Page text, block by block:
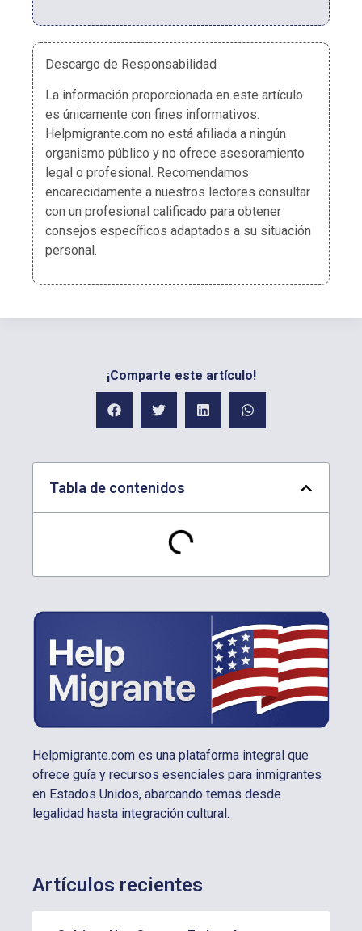
Descargo de Responsabilidad
La información proporcionada en este artículo
es únicamente con fines informativos.
Helpmigrante.com no está afiliada a ningún
organismo público y no ofrece asesoramiento
legal o profesional. Recomendamos
encarecidamente a nuestros lectores consultar
con un profesional calificado para obtener
consejos específicos adaptados a su situación
personal.
¡Comparte este artículo!
Tabla de contenidos
Helpmigrante.com es una plataforma integral que
ofrece guía y recursos esenciales para inmigrantes
en Estados Unidos, abarcando temas desde
legalidad hasta integración cultural.
Artículos recientes